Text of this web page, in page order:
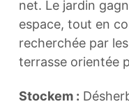
net. Le jardin
espace, tout en
recherchée par
terrasse orientée
Stockem :